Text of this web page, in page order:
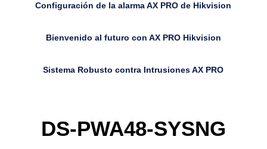
Configuración de la alarma AX PRO de Hikvision
Bienvenido al futuro con AX PRO Hikvision
Sistema Robusto contra Intrusiones AX PRO
DS-PWA48-SYSNG